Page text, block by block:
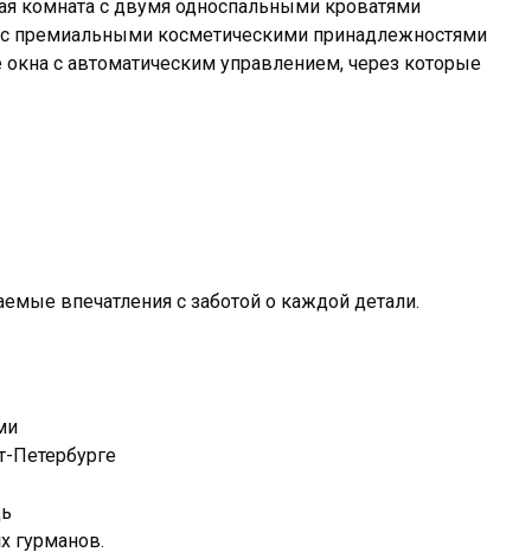
комната с двумя односпальными кроватями
премиальными косметическими принадлежностями
с автоматическим управлением, через которые
впечатления с заботой о каждой детали.
Петербурге
гурманов.